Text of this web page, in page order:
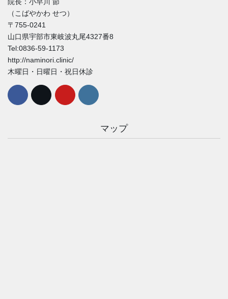
（こばやかわ せつ）
〒755-0241
山口県宇部市東岐波丸尾4327番8
Tel:0836-59-1173
http://naminori.clinic/
木曜日・日曜日・祝日休診
マップ